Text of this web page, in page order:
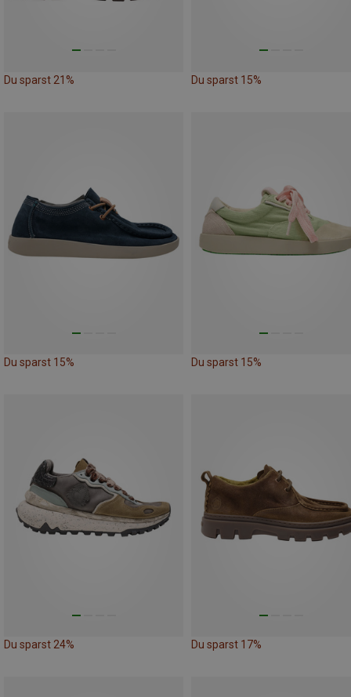
Du sparst 21% Du sparst 15%
Du sparst 15% Du sparst 15%
Du sparst 24% Du sparst 17%